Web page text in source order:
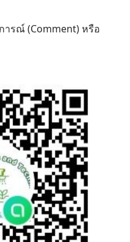
ารณ์ (Comment) หรือ